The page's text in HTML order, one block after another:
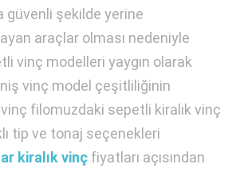
güvenli şekilde yerine
araçlar olması nedeniyle
vinç modelleri yaygın olarak
vinç model çeşitliliğinin
filomuzdaki sepetli kiralık vinç
tip ve tonaj seçenekleri
kiralık vinç fiyatları açısından